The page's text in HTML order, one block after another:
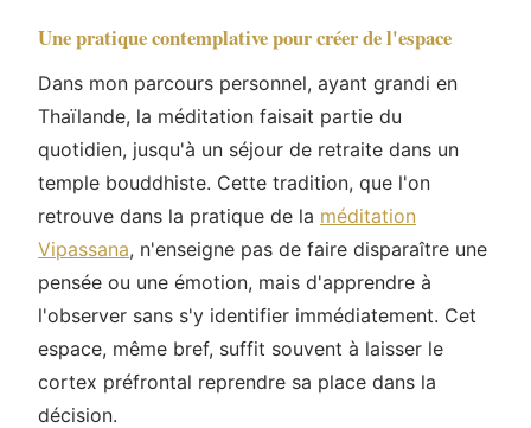
Une pratique contemplative pour créer de l'espace
Dans mon parcours personnel, ayant grandi en
Thaïlande, la méditation faisait partie du
quotidien, jusqu'à un séjour de retraite dans un
temple bouddhiste. Cette tradition, que l'on
retrouve dans la pratique de la méditation
Vipassana, n'enseigne pas de faire disparaître une
pensée ou une émotion, mais d'apprendre à
l'observer sans s'y identifier immédiatement. Cet
espace, même bref, suffit souvent à laisser le
cortex préfrontal reprendre sa place dans la
décision.